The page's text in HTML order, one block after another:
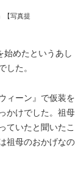
【写真提
始めたというあし
した。
ィーン』で仮装を
かけでした。祖母
ていたと聞いたこ
祖母のおかげなの